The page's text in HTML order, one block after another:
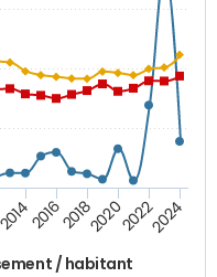
/ habitant
20162018202020222024